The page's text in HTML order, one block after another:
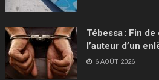
Tébessa : Fin
l’auteur d’un
6 AOÛT 2026